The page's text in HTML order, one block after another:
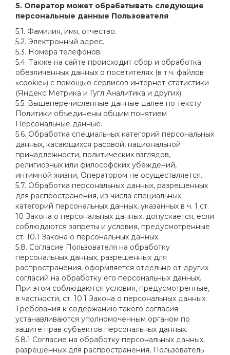
5. Оператор может обрабатывать следующие
персональные данные Пользователя
5.1. Фамилия, имя, отчество.
5.2. Электронный адрес.
5.3. Номера телефонов.
5.4. Также на сайте происходит сбор и обработка
обезличенных данных о посетителях (в т.ч. файлов
«cookie») с помощью сервисов интернет-статистики
(Яндекс Метрика и Гугл Аналитика и других).
5.5. Вышеперечисленные данные далее по тексту
Политики объединены общим понятием
Персональные данные.
5.6. Обработка специальных категорий персональных
данных, касающихся расовой, национальной
принадлежности, политических взглядов,
религиозных или философских убеждений,
интимной жизни, Оператором не осуществляется.
5.7. Обработка персональных данных, разрешенных
для распространения, из числа специальных
категорий персональных данных, указанных в ч. 1 ст.
10 Закона о персональных данных, допускается, если
соблюдаются запреты и условия, предусмотренные
ст. 10.1 Закона о персональных данных.
5.8. Согласие Пользователя на обработку
персональных данных, разрешенных для
распространения, оформляется отдельно от других
согласий на обработку его персональных данных.
При этом соблюдаются условия, предусмотренные,
в частности, ст. 10.1 Закона о персональных данных.
Требования к содержанию такого согласия
устанавливаются уполномоченным органом по
защите прав субъектов персональных данных.
5.8.1 Согласие на обработку персональных данных,
разрешенных для распространения, Пользователь